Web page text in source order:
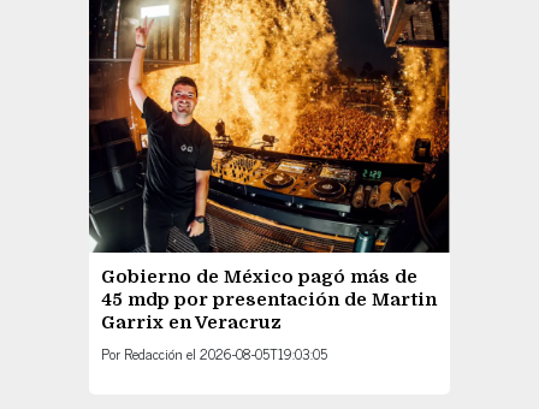
Gobierno de México pagó más de
45 mdp por presentación de Martin
Garrix en Veracruz
Por Redacción el 2026-08-05T19:03:05